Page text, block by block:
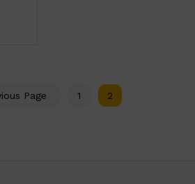
Page 1 2